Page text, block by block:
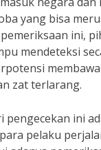
yang bisa
ini,
mendeteksi
zat terlarang.
pengecekan ini
pelaku